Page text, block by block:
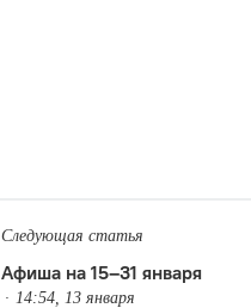
Следующая статья
Афиша на 15–31 января
14:54, 13 января